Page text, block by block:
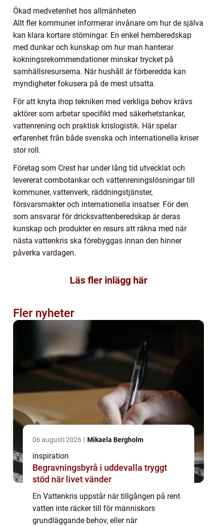
Ökad medvetenhet hos allmänheten
Allt fler kommuner informerar invånare om hur de själva
kan klara kortare störningar. En enkel hemberedskap
med dunkar och kunskap om hur man hanterar
kokningsrekommendationer minskar trycket på
samhällsresurserna. När hushåll är förberedda kan
myndigheter fokusera på de mest utsatta.
För att knyta ihop tekniken med verkliga behov krävs
aktörer som arbetar specifikt med säkerhetstankar,
vattenrening och praktisk krislogistik. Här spelar
erfarenhet från både svenska och internationella kriser
stor roll.
Företag som Crest har under lång tid utvecklat och
levererat combotankar och vattenreningslösningar till
kommuner, vattenverk, räddningstjänster,
försvarsmakter och internationella insatser. För den
som ansvarar för dricksvattenberedskap är deras
kunskap och produkter en resurs att räkna med när
nästa vattenkris ska förebyggas innan den hinner
påverka vardagen.
Läs fler inlägg här
Fler nyheter
06 augusti 2026 Mikaela Bergholm
inspiration
Begravningsbyrå i uddevalla tryggt
stöd när livet vänder
En Vattenkris uppstår när tillgången på rent
vatten inte räcker till för människors
grundläggande behov, eller när